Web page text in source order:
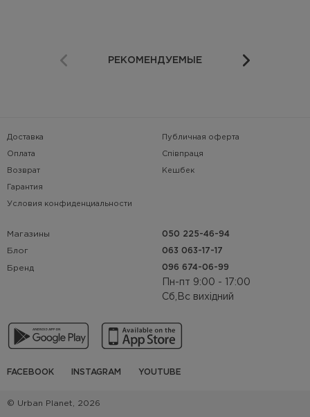
РЕКОМЕНДУЕМЫЕ
Доставка
Оплата
Возврат
Гарантия
Условия конфиденциальности
Публичная оферта
Співпраця
Кешбек
Магазины
Блог
Бренд
050 225-46-94
063 063-17-17
096 674-06-99
Пн-пт 9:00 - 17:00
Сб,Вс вихідний
FACEBOOK INSTAGRAM YOUTUBE
© Urban Planet, 2026